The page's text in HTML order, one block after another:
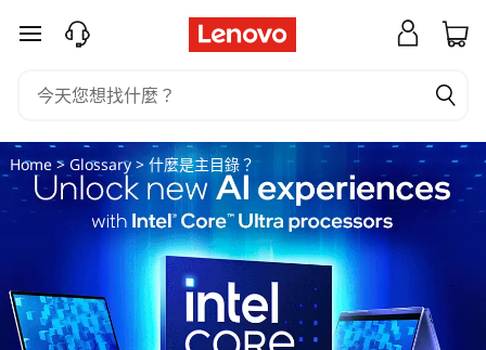
什
主
目
？
跳至主要內容
Home> Glossary> 什麼是主目錄？